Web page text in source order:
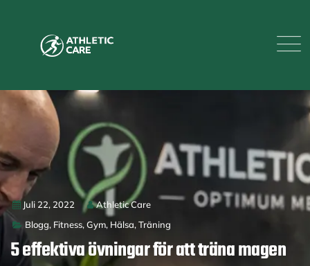
Juli 22, 2022
Athletic Care
Blogg, Fitness,Gym, Hälsa,Träning
5 effektiva övningar för att träna magen